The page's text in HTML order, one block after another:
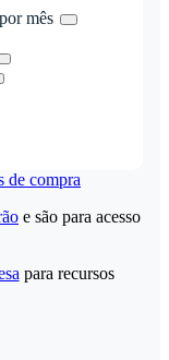
mês
de compra
e são para acesso
para recursos